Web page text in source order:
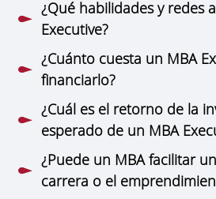
¿Qué habilidades y redes
Executive?
¿Cuánto cuesta un MBA
financiarlo?
¿Cuál es el retorno de la
esperado de un MBA
¿Puede un MBA facilitar
carrera o el